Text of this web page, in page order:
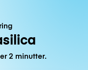
2 minutter.